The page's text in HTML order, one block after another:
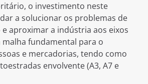
o investimento neste
a solucionar os problemas de
aproximar a indústria aos eixos
fundamental para o
e mercadorias, tendo como
envolvente (A3, A7 e